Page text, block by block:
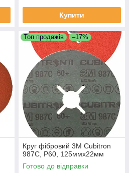
Купити
Топ продажів –17%
Круг фібровий 3М Cubitron
987C, P60, 125ммх22мм
Готово до відправки